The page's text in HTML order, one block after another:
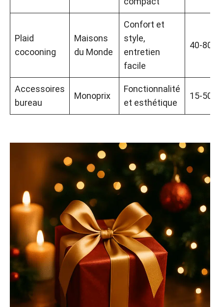
Plaid
cocooning
Maisons
du Monde
Confort et
style,
entretien
facile
40-80 €
Accessoires
bureau
Monoprix
Fonctionnalité
et esthétique
15-50 €